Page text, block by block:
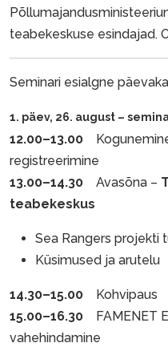
teabekeskuse esindajad.
Seminari esialgne
1. päev, 26. august –
12.00–13.00
registreerimine
13.00–14.30
Avasõna –
teabekeskus
Sea Rangers projekti
Küsimused ja arutelu
14.30–15.00 Kohvipaus
15.00–16.30 FAMENET
vahehindamine